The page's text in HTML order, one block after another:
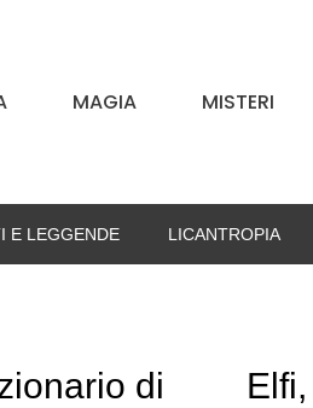
MAGIA MISTERI
E LEGGENDE LICANTROPIA
di